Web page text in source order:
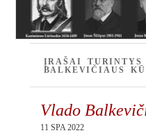
ĮRAŠAI TURINTYS
BALKEVIČIAUS
Vlado
11 SPA 2022